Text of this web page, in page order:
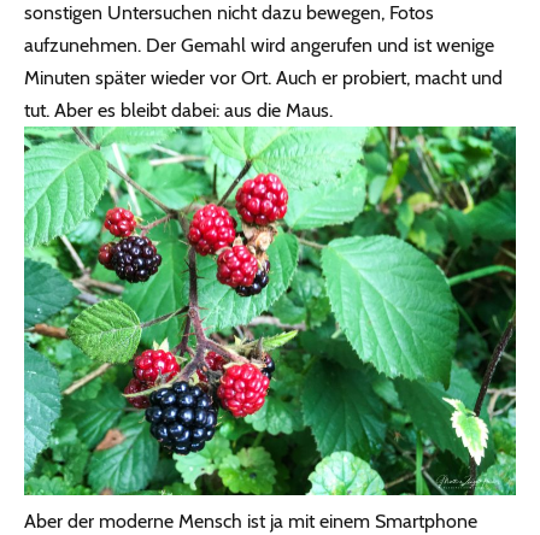
sonstigen Untersuchen nicht dazu bewegen, Fotos
aufzunehmen. Der Gemahl wird angerufen und ist wenige
Minuten später wieder vor Ort. Auch er probiert, macht und
tut. Aber es bleibt dabei: aus die Maus.
Aber der moderne Mensch ist ja mit einem Smartphone